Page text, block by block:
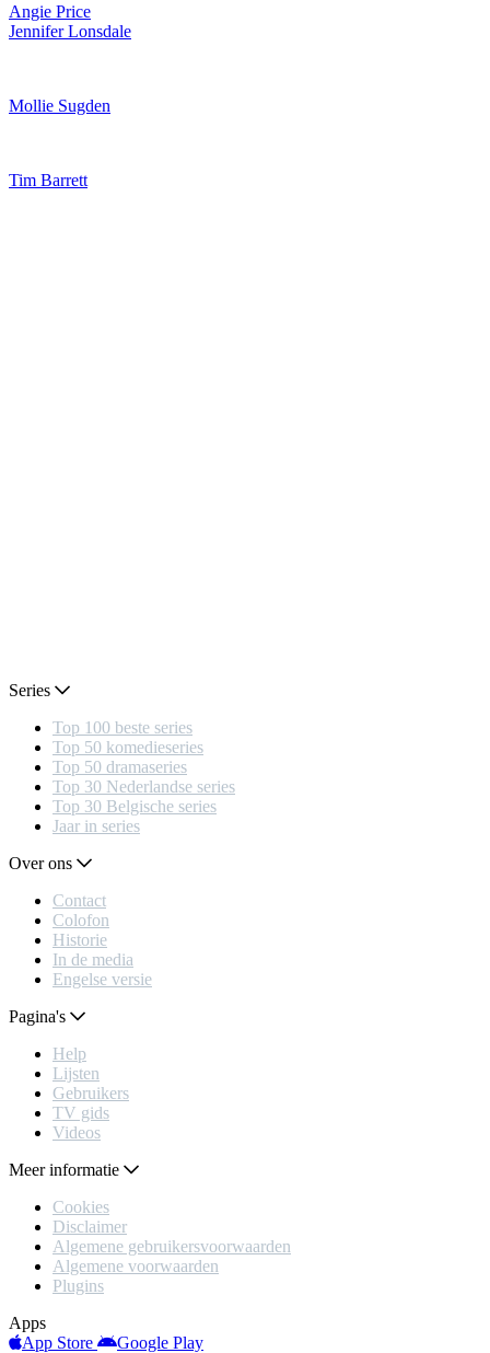
Angie Price
Jennifer Lonsdale
Mollie Sugden
Tim Barrett
Series
Top 100 beste series
Top 50 komedieseries
Top 50 dramaseries
Top 30 Nederlandse series
Top 30 Belgische series
Jaar in series
Over ons
Contact
Colofon
Historie
In de media
Engelse versie
Pagina's
Help
Lijsten
Gebruikers
TV gids
Videos
Meer informatie
Cookies
Disclaimer
Algemene gebruikersvoorwaarden
Algemene voorwaarden
Plugins
Apps
App Store
Google Play